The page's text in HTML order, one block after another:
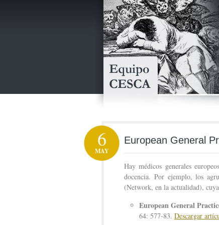
European General
6
MAY
Hay médicos generales
docencia. Por ejemplo, los
(Network, en la actualidad),
European General
64: 577-83. Descargar